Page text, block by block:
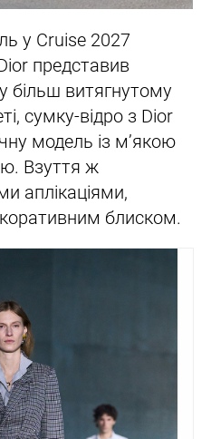
у Cruise 2027
представив
більш витягнутому
сумку-відро з Dior
модель із м’якою
Взуття ж
аплікаціями,
блиском.